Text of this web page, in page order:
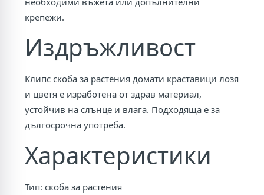
крепежи.
Издръжливост
Клипс скоба за растения домати краставици лозя
и цветя е изработена от здрав материал,
устойчив на слънце и влага. Подходяща е за
дългосрочна употреба.
Характеристики
Тип: скоба за растения